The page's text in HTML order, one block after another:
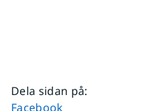
Dela sidan på:
Dela sidan på
Facebook